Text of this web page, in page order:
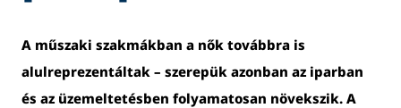
A műszaki szakmákban a nők továbbra is
alulreprezentáltak – szerepük azonban az iparban
és az üzemeltetésben folyamatosan növekszik. A